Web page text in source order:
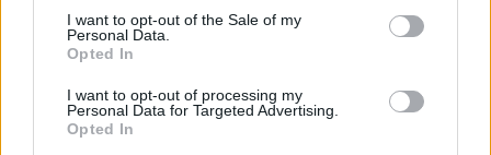
I want to opt-out of the Sale of my
Personal Data.
Opted In
I want to opt-out of processing my
Personal Data for Targeted Advertising.
Opted In
Κωδικός προϊόντος:
Κατηγορίες: Doll by Xanitalia
ΕΙΔΗ ΑΙΣΘΗΤΙΚΗΣ, ΕΤΑΙΡΕΙΕΣ, ΚΕΡΙΑ ,
Κεριά - Κρέμες - Έλαια